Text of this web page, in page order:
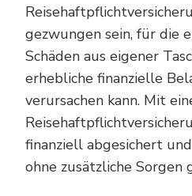
gezwungen sein, für die
Schäden aus eigener
erhebliche finanzielle
verursachen kann. Mit
finanziell abgesichert
ohne zusätzliche Sorgen